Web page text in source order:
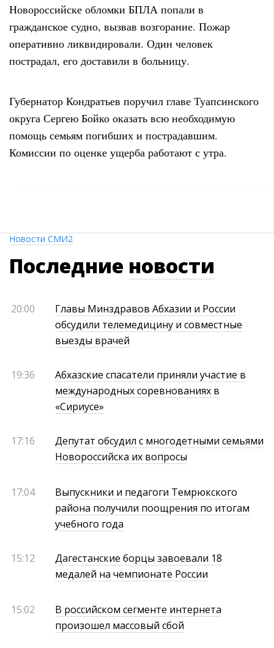
Новороссийске обломки БПЛА попали в
гражданское судно, вызвав возгорание. Пожар
оперативно ликвидировали. Один человек
пострадал, его доставили в больницу.
Губернатор Кондратьев поручил главе Туапсинского
округа Сергею Бойко оказать всю необходимую
помощь семьям погибших и пострадавшим.
Комиссии по оценке ущерба работают с утра.
Новости СМИ2
Последние новости
20:00
Главы Минздравов Абхазии и России
обсудили телемедицину и совместные
выезды врачей
19:36
Абхазские спасатели приняли участие в
международных соревнованиях в
«Сириусе»
17:16
Депутат обсудил с многодетными семьями
Новороссийска их вопросы
17:04
Выпускники и педагоги Темрюкского
района получили поощрения по итогам
учебного года
15:12
Дагестанские борцы завоевали 18
медалей на чемпионате России
15:02
В российском сегменте интернета
произошел массовый сбой